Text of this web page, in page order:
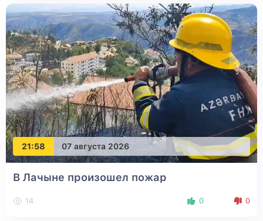
21:58 07 августа 2026
В Лачыне произошел пожар
14 0 0